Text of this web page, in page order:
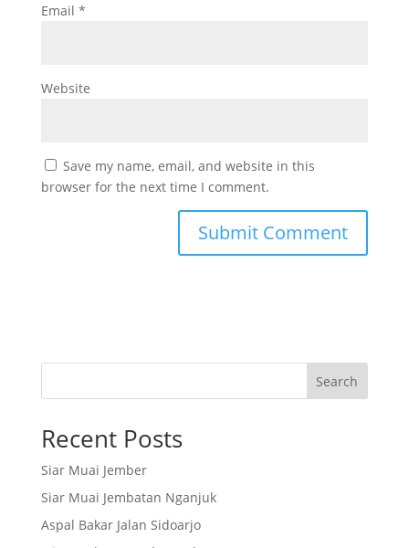
Email *
Website
Save my name, email, and website in this
browser for the next time I comment.
Search
Recent Posts
Siar Muai Jember
Siar Muai Jembatan Nganjuk
Aspal Bakar Jalan Sidoarjo